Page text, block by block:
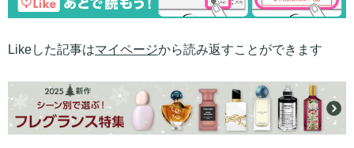
Likeした記事はマイページから読み返すことができます